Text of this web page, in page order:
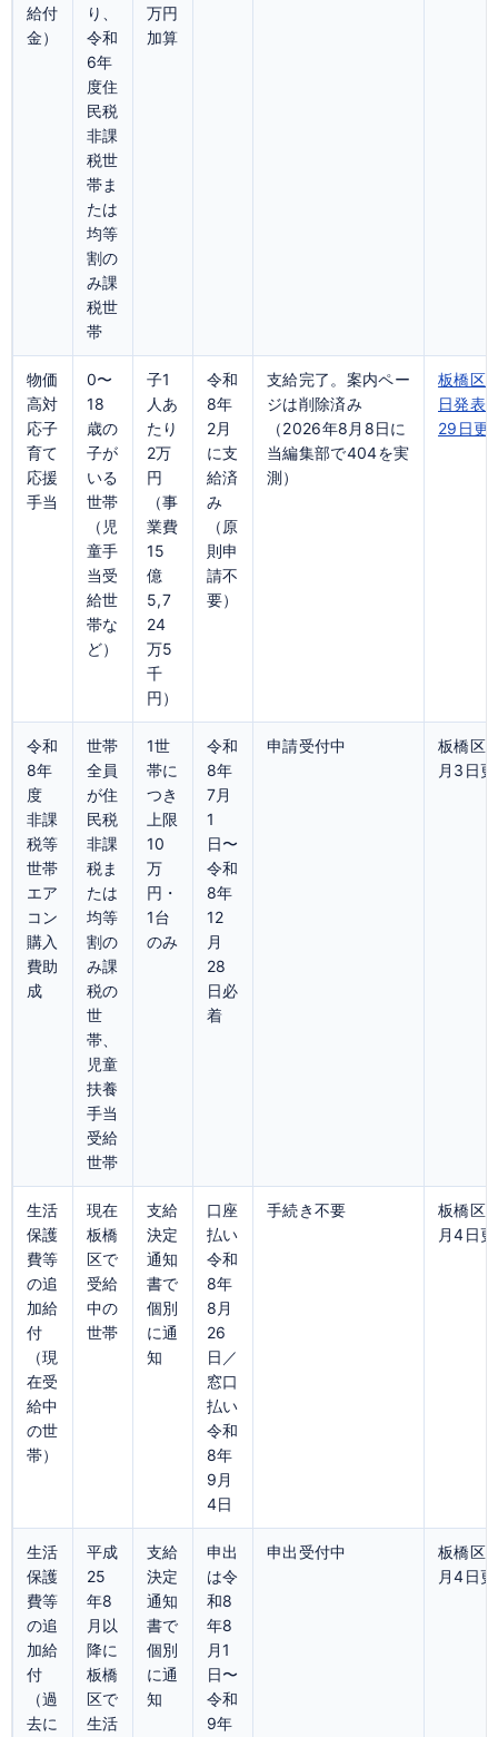
給付
金）
り、
令和
6年
度住
民税
非課
税世
帯ま
たは
均等
割の
み課
税世
帯
万円
加算
物価
高対
応子
育て
応援
手当
0〜
18
歳の
子が
いる
世帯
（児
童手
当受
給世
帯な
ど）
子1
人あ
たり
2万
円
（事
業費
15
億
5,7
24
万5
千
円）
令和
8年
2月
に支
給済
み
（原
則申
請不
要）
支給完了。案内ペー
ジは削除済み
（2026年8月8日に
当編集部で404を実
測）
板橋区
日発表
29日更
令和
8年
度
非課
税等
世帯
エア
コン
購入
費助
成
世帯
全員
が住
民税
非課
税ま
たは
均等
割の
み課
税の
世
帯、
児童
扶養
手当
受給
世帯
1世
帯に
つき
上限
10
万
円・
1台
のみ
令和
8年
7月
1
日〜
令和
8年
12
月
28
日必
着
申請受付中
板橋区
月3日
生活
保護
費等
の追
加給
付
（現
在受
給中
の世
帯）
現在
板橋
区で
受給
中の
世帯
支給
決定
通知
書で
個別
に通
知
口座
払い
令和
8年
8月
26
日／
窓口
払い
令和
8年
9月
4日
手続き不要
板橋区
月4日
生活
保護
費等
の追
加給
付
（過
去に
平成
25
年8
月以
降に
板橋
区で
生活
支給
決定
通知
書で
個別
に通
知
申出
は令
和8
年8
月1
日〜
令和
9年
申出受付中
板橋区
月4日